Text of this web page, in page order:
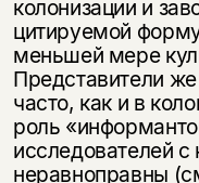
колонизации и
цитируемой
меньшей мере
Представители
часто, как и в
роль
исследователей
неравноправны